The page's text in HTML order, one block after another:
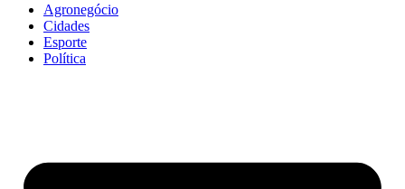
Agronegócio
Cidades
Esporte
Política